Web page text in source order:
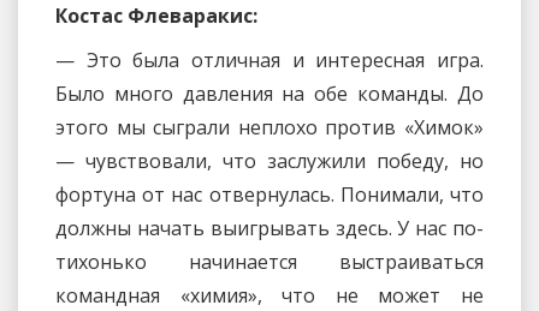
Костас Флеваракис:
— Это была отличная и интересная игра.
Было много давления на обе команды. До
этого мы сыграли неплохо против «Химок»
— чувствовали, что заслужили победу, но
фортуна от нас отвернулась. Понимали, что
должны начать выигрывать здесь. У нас по-
тихонько начинается выстраиваться
командная «химия», что не может не